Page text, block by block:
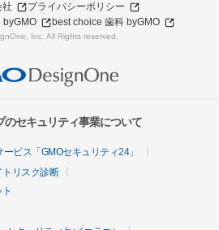
社
プライバシーポリシー
byGMO
best choice 歯科 byGMO
Inc. All Rights reserved.
セキュリティ事業について
ビス「GMOセキュリティ24」
トリスク診断